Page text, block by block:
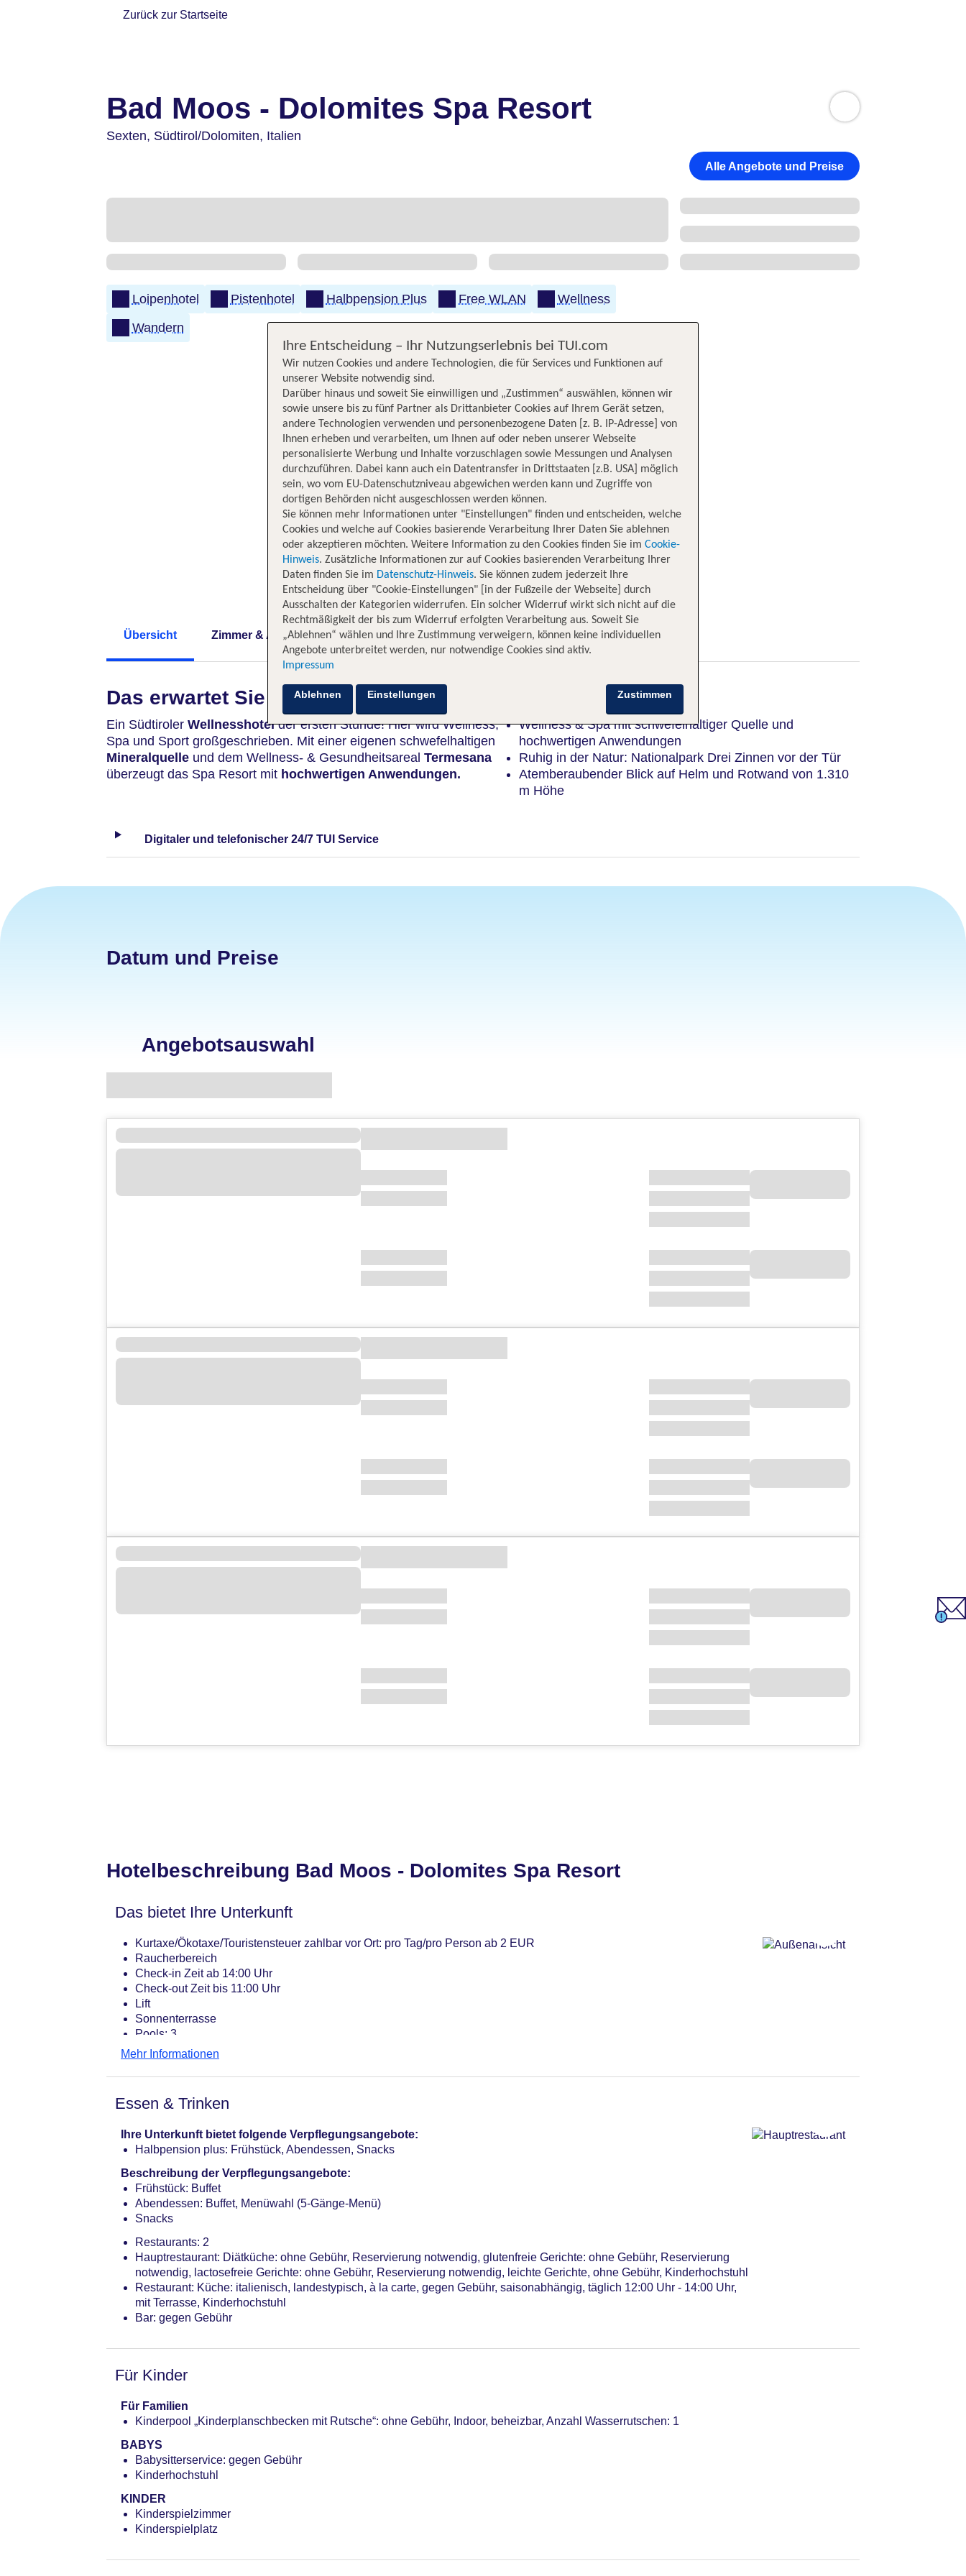
Zurück zur Startseite
Bad Moos - Dolomites Spa Resort
Sexten, Südtirol/Dolomiten, Italien
Alle Angebote und Preise
Loipenhotel Pistenhotel Halbpension Plus Free WLAN
Wellness
Wandern
Übersicht Zimmer & Angebote Hotelinformationen Lage Bewertungen
Das erwartet Sie
Ein Südtiroler Wellnesshotelder ersten Stunde! Hier wird Wellness,
Spa und Sport großgeschrieben. Mit einer eigenen schwefelhaltigen
Mineralquelle und dem Wellness- & Gesundheitsareal Termesana
überzeugt das Spa Resort mit hochwertigen Anwendungen.
Wellness & Spa mit schwefelhaltiger Quelle und
hochwertigen Anwendungen
Ruhig in der Natur: Nationalpark Drei Zinnen vor der Tür
Atemberaubender Blick auf Helm und Rotwand von 1.310
m Höhe
Digitaler und telefonischer 24/7 TUI Service
Datum und Preise
Angebotsauswahl
Hotelbeschreibung Bad Moos - Dolomites Spa Resort
Das bietet Ihre Unterkunft
Kurtaxe/Ökotaxe/Touristensteuer zahlbar vor Ort: pro Tag/pro Person ab 2 EUR
Raucherbereich
Check-in Zeit ab 14:00 Uhr
Check-out Zeit bis 11:00 Uhr
Lift
Sonnenterrasse
Pools: 3
Pool „Aussen-Pool“: Januar - Dezember, ohne Gebühr, Outdoor, beheizbar: Januar - Dezember, Liegen: ohne Gebühr,
Pool: ohne Gebühr, Indoor, beheizbar, Liegestühle: ohne Gebühr
Arzt
Zahlungsarten: TUI Card / VISA, MasterCard, Diners
Parkmöglichkeiten: Parkplatz (nach Verfügbarkeit), unbewacht: gegen Gebühr, Garage: gegen Gebühr
Zimmer: 91
Landeskategorie: 4,5 Sterne
Mehr Informationen
Essen & Trinken
Ihre Unterkunft bietet folgende Verpflegungsangebote:
Halbpension plus: Frühstück, Abendessen, Snacks
Beschreibung der Verpflegungsangebote:
Frühstück: Buffet
Abendessen: Buffet, Menüwahl (5-Gänge-Menü)
Snacks
Restaurants: 2
Hauptrestaurant: Diätküche: ohne Gebühr, Reservierung notwendig, glutenfreie Gerichte: ohne Gebühr, Reservierung
notwendig, lactosefreie Gerichte: ohne Gebühr, Reservierung notwendig, leichte Gerichte, ohne Gebühr, Kinderhochstuhl
Restaurant: Küche: italienisch, landestypisch, à la carte, gegen Gebühr, saisonabhängig, täglich 12:00 Uhr - 14:00 Uhr,
mit Terrasse, Kinderhochstuhl
Bar: gegen Gebühr
Für Kinder
Für Familien
Kinderpool „Kinderplanschbecken mit Rutsche“: ohne Gebühr, Indoor, beheizbar, Anzahl Wasserrutschen: 1
BABYS
Babysitterservice: gegen Gebühr
Kinderhochstuhl
KINDER
Kinderspielzimmer
Kinderspielplatz
Ihre Entscheidung – Ihr Nutzungserlebnis bei TUI.com
Wir nutzen Cookies und andere Technologien, die für Services und Funktionen auf
unserer Website notwendig sind.
Darüber hinaus und soweit Sie einwilligen und „Zustimmen“ auswählen, können wir
sowie unsere bis zu fünf Partner als Drittanbieter Cookies auf Ihrem Gerät setzen,
andere Technologien verwenden und personenbezogene Daten [z. B. IP-Adresse] von
Ihnen erheben und verarbeiten, um Ihnen auf oder neben unserer Webseite
personalisierte Werbung und Inhalte vorzuschlagen sowie Messungen und Analysen
durchzuführen. Dabei kann auch ein Datentransfer in Drittstaaten [z.B. USA] möglich
sein, wo vom EU-Datenschutzniveau abgewichen werden kann und Zugriffe von
dortigen Behörden nicht ausgeschlossen werden können.
Sie können mehr Informationen unter "Einstellungen" finden und entscheiden, welche
Cookies und welche auf Cookies basierende Verarbeitung Ihrer Daten Sie ablehnen
oder akzeptieren möchten. Weitere Information zu den Cookies finden Sie im Cookie-
Hinweis. Zusätzliche Informationen zur auf Cookies basierenden Verarbeitung Ihrer
Daten finden Sie im Datenschutz-Hinweis. Sie können zudem jederzeit Ihre
Entscheidung über "Cookie-Einstellungen" [in der Fußzeile der Webseite] durch
Ausschalten der Kategorien widerrufen. Ein solcher Widerruf wirkt sich nicht auf die
Rechtmäßigkeit der bis zum Widerruf erfolgten Verarbeitung aus. Soweit Sie
„Ablehnen“ wählen und Ihre Zustimmung verweigern, können keine individuellen
Angebote unterbreitet werden, nur notwendige Cookies sind aktiv.
Impressum
Zustimmen
Ablehnen Einstellungen